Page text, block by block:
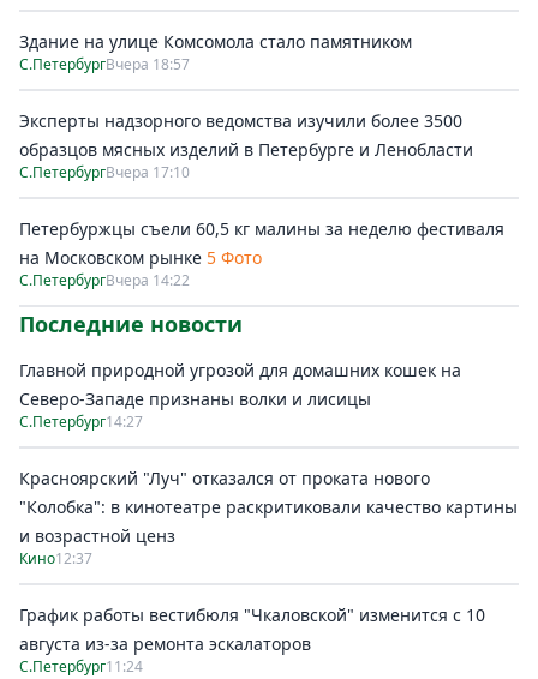
Здание на улице Комсомола стало памятником
С.ПетербургВчера 18:57
Эксперты надзорного ведомства изучили более 3500
образцов мясных изделий в Петербурге и Ленобласти
С.ПетербургВчера 17:10
Петербуржцы съели 60,5 кг малины за неделю фестиваля
на Московском рынке 5 Фото
С.ПетербургВчера 14:22
Последние новости
Главной природной угрозой для домашних кошек на
Северо-Западе признаны волки и лисицы
С.Петербург14:27
Красноярский "Луч" отказался от проката нового
"Колобка": в кинотеатре раскритиковали качество картины
и возрастной ценз
Кино12:37
График работы вестибюля "Чкаловской" изменится с 10
августа из-за ремонта эскалаторов
С.Петербург11:24